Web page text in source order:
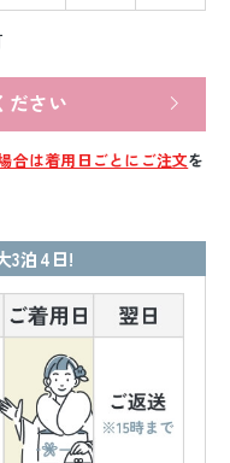
ださい
合は着用日ごとにご注文を
3泊4日!